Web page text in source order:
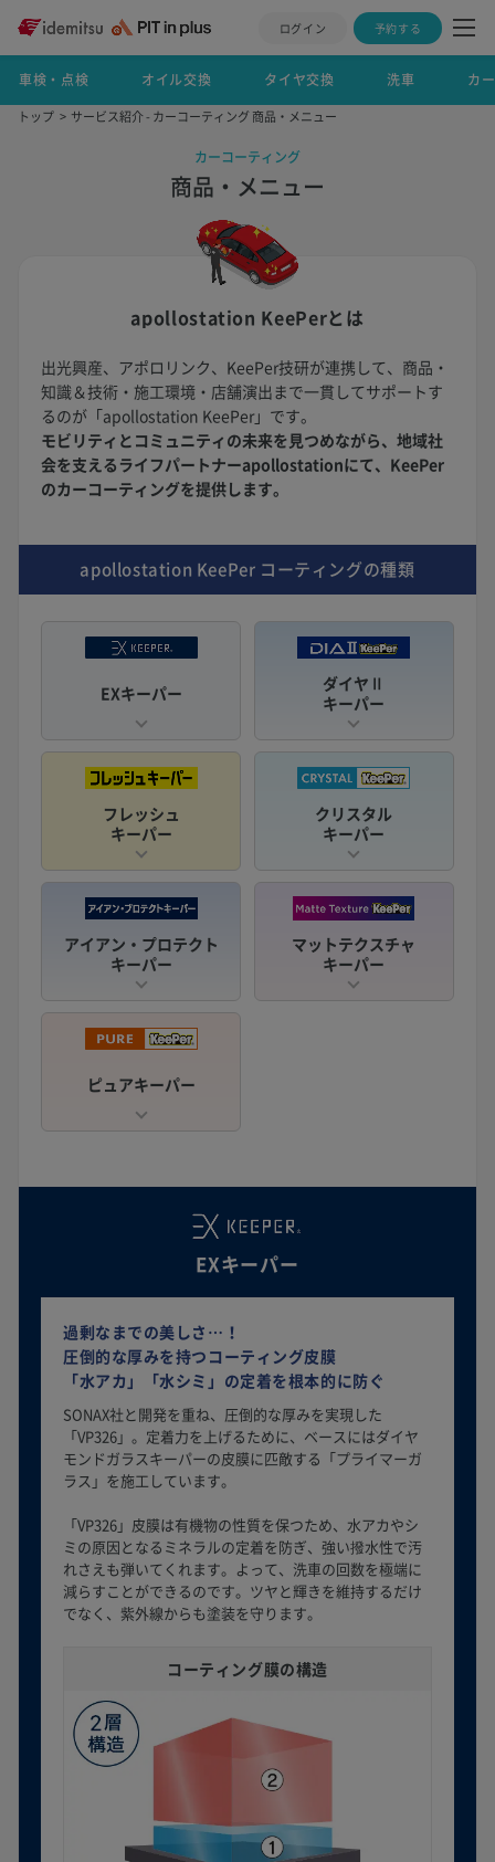
ログイン 予約する
車検・点検 オイル交換 タイヤ交換 洗車 カ
トップ サービス紹介 - カーコーティング 商品・メニュー
カーコーティング
商品・メニュー
apollostation KeePerとは
出光興産、アポロリンク、KeePer技研が連携して、商品・
知識＆技術・施工環境・店舗演出まで一貫してサポートす
るのが「apollostation KeePer」です。
モビリティとコミュニティの未来を見つめながら、地域社
会を支えるライフパートナーapollostationにて、KeePer
のカーコーティングを提供します。
apollostation KeePer コーティングの種類
EXキーパー
ダイヤⅡ
キーパー
フレッシュ
キーパー
クリスタル
キーパー
アイアン・プロテクト
キーパー
マットテクスチャ
キーパー
ピュアキーパー
EXキーパー
過剰なまでの美しさ…！
圧倒的な厚みを持つコーティング皮膜
「水アカ」「水シミ」の定着を根本的に防ぐ
SONAX社と開発を重ね、圧倒的な厚みを実現した
「VP326」。定着力を上げるために、ベースにはダイヤ
モンドガラスキーパーの皮膜に匹敵する「プライマーガ
ラス」を施工しています。
「VP326」皮膜は有機物の性質を保つため、水アカやシ
ミの原因となるミネラルの定着を防ぎ、強い撥水性で汚
れさえも弾いてくれます。よって、洗車の回数を極端に
減らすことができるのです。ツヤと輝きを維持するだけ
でなく、紫外線からも塗装を守ります。
コーティング膜の構造